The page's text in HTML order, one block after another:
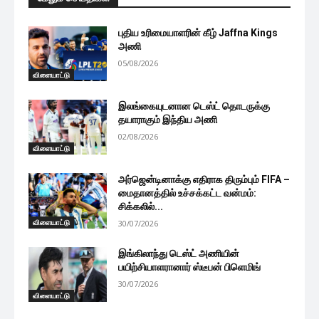
விளையாட்டு
புதிய உரிமையாளரின் கீழ் Jaffna Kings
அணி
05/08/2026
விளையாட்டு
இலங்கையுடனான டெஸ்ட் தொடருக்கு
தயாராகும் இந்திய அணி
02/08/2026
விளையாட்டு
அர்ஜென்டினாக்கு எதிராக திரும்பும் FIFA –
மைதானத்தில் உச்சக்கட்ட வன்மம்:
சிக்கலில்...
30/07/2026
விளையாட்டு
இங்கிலாந்து டெஸ்ட் அணியின்
பயிற்சியாளரானார் ஸ்டீபன் பிளெமிங்
30/07/2026